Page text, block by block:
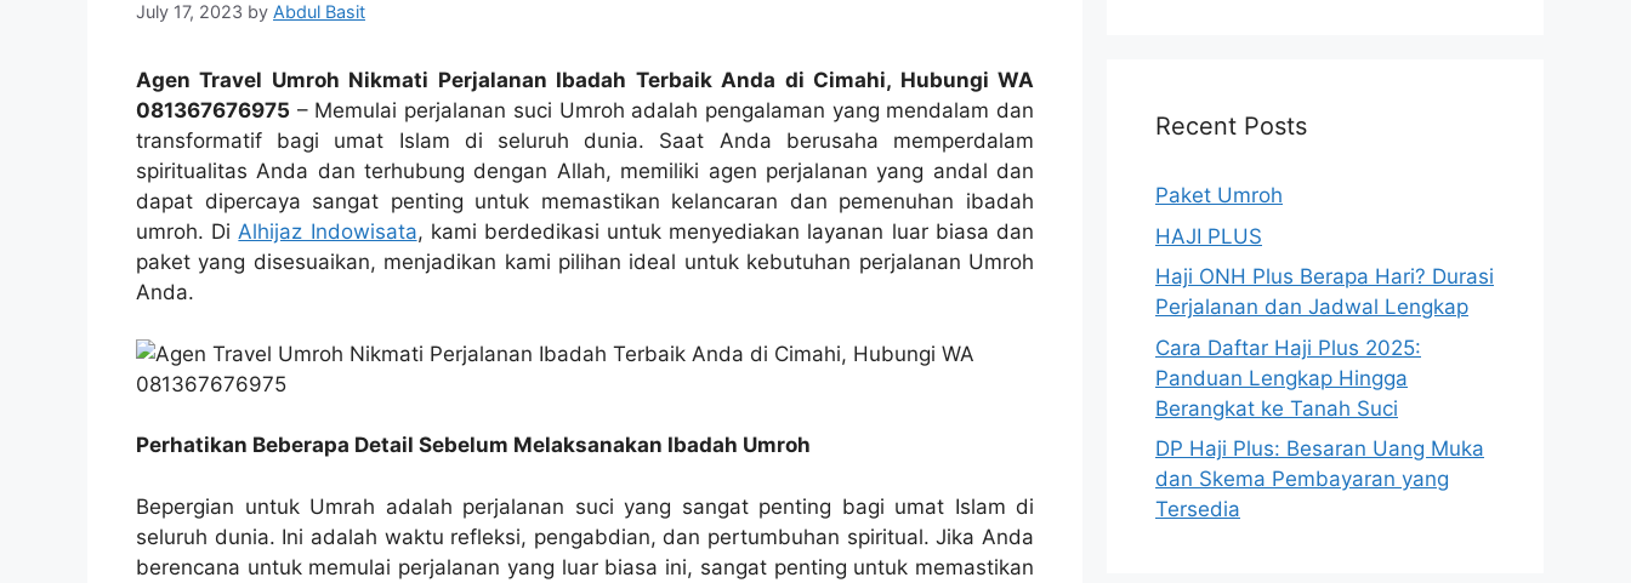
July 17, 2023 by Abdul Basit
Agen Travel Umroh Nikmati Perjalanan Ibadah Terbaik Anda di Cimahi, Hubungi WA
081367676975 – Memulai perjalanan suci Umroh adalah pengalaman yang mendalam dan
transformatif bagi umat Islam di seluruh dunia. Saat Anda berusaha memperdalam
spiritualitas Anda dan terhubung dengan Allah, memiliki agen perjalanan yang andal dan
dapat dipercaya sangat penting untuk memastikan kelancaran dan pemenuhan ibadah
umroh. DiAlhijaz Indowisata, kami berdedikasi untuk menyediakan layanan luar biasa dan
paket yang disesuaikan, menjadikan kami pilihan ideal untuk kebutuhan perjalanan Umroh
Anda.
Perhatikan Beberapa Detail Sebelum Melaksanakan Ibadah Umroh
Bepergian untuk Umrah adalah perjalanan suci yang sangat penting bagi umat Islam di
seluruh dunia. Ini adalah waktu refleksi, pengabdian, dan pertumbuhan spiritual. Jika Anda
berencana untuk memulai perjalanan yang luar biasa ini, sangat penting untuk memastikan
Recent Posts
Paket Umroh
HAJI PLUS
Haji ONH Plus Berapa Hari? Durasi
Perjalanan dan Jadwal Lengkap
Cara Daftar Haji Plus 2025:
Panduan Lengkap Hingga
Berangkat ke Tanah Suci
DP Haji Plus: Besaran Uang Muka
dan Skema Pembayaran yang
Tersedia